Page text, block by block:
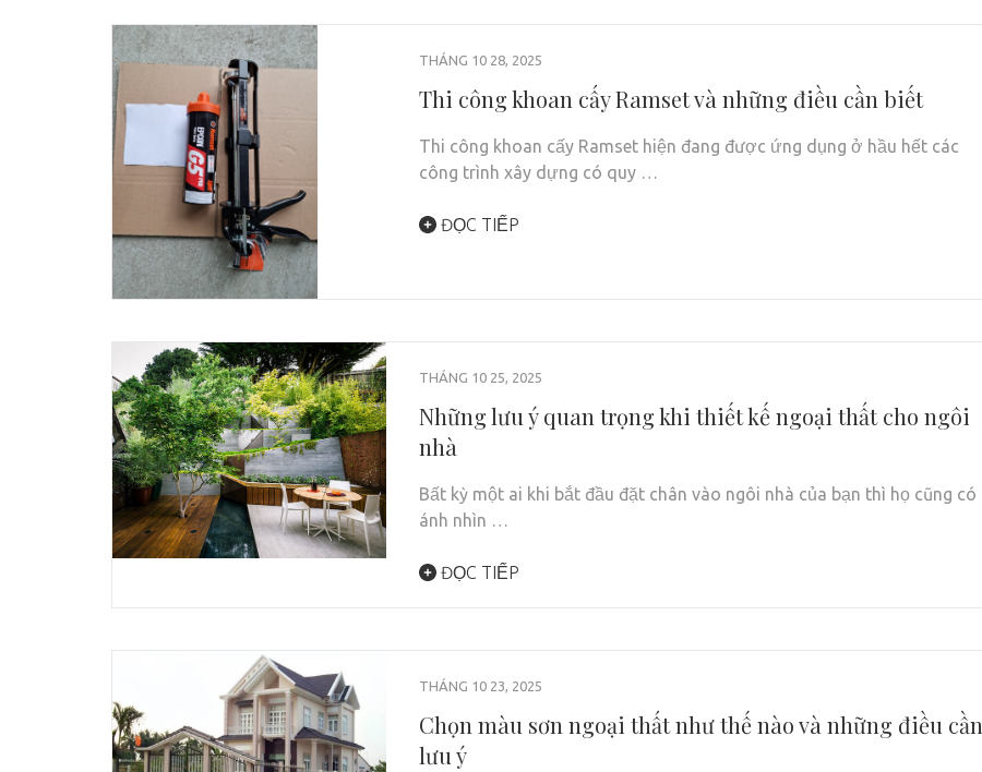
THÁNG 10 28, 2025
Thi công khoan cấy Ramset và những điều cần biết
Thi công khoan cấy Ramset hiện đang được ứng dụng ở hầu hết các
công trình xây dựng có quy …
ĐỌC TIẾP
THÁNG 10 25, 2025
Những lưu ý quan trọng khi thiết kế ngoại thất cho ngôi
nhà
Bất kỳ một ai khi bắt đầu đặt chân vào ngôi nhà của bạn thì họ cũng có
ánh nhìn …
ĐỌC TIẾP
THÁNG 10 23, 2025
Chọn màu sơn ngoại thất như thế nào và những điều cần
lưu ý